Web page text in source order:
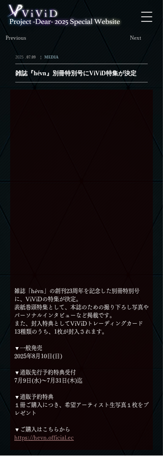
Previous Next
2025 .07.09 ￤ MEDIA
雑誌『hévn』別冊特別号にViViD特集が決定
雑誌「hévn」の創刊23周年を記念した別冊特別号
に、ViViDの特集が決定。
表紙巻頭特集として、本誌のための撮り下ろし写真や
パーソナルインタビューなど掲載です。
また、封入特典としてViViDトレーディングカード
13種類のうち、1枚が封入されます。
▼一般発売
2025年8月10日(日)
▼通販先行予約特典受付
7月9日(水)～7月31日(木)迄
▼通販予約特典
１冊ご購入につき、希望アーティスト生写真１枚をプ
レゼント
▼ご購入はこちらから
https://hevn.official.ec